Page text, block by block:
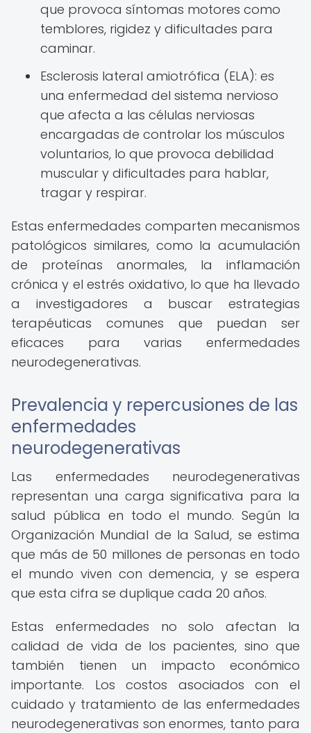
que provoca síntomas motores como
temblores, rigidez y dificultades para
caminar.
Esclerosis lateral amiotrófica (ELA): es
una enfermedad del sistema nervioso
que afecta a las células nerviosas
encargadas de controlar los músculos
voluntarios, lo que provoca debilidad
muscular y dificultades para hablar,
tragar y respirar.
Estas enfermedades comparten mecanismos
patológicos similares, como la acumulación
de proteínas anormales, la inflamación
crónica y el estrés oxidativo, lo que ha llevado
a investigadores a buscar estrategias
terapéuticas comunes que puedan ser
eficaces para varias enfermedades
neurodegenerativas.
Prevalencia y repercusiones de las
enfermedades
neurodegenerativas
Las enfermedades neurodegenerativas
representan una carga significativa para la
salud pública en todo el mundo. Según la
Organización Mundial de la Salud, se estima
que más de 50 millones de personas en todo
el mundo viven con demencia, y se espera
que esta cifra se duplique cada 20 años.
Estas enfermedades no solo afectan la
calidad de vida de los pacientes, sino que
también tienen un impacto económico
importante. Los costos asociados con el
cuidado y tratamiento de las enfermedades
neurodegenerativas son enormes, tanto para